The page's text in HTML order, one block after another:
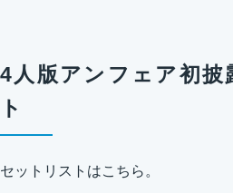
4人版アンフェア初披
ト
セットリストはこちら。